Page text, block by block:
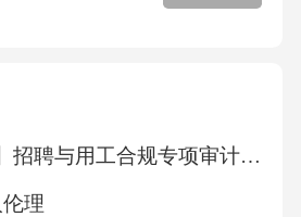
【人力资源】招聘与用工合规专项审计计划
理